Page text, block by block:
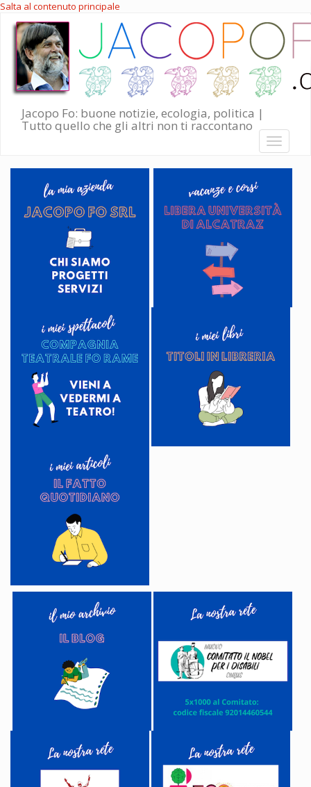
Salta al contenuto principale
Jacopo Fo: buone notizie, ecologia, politica |
Tutto quello che gli altri non ti raccontano
Toggle